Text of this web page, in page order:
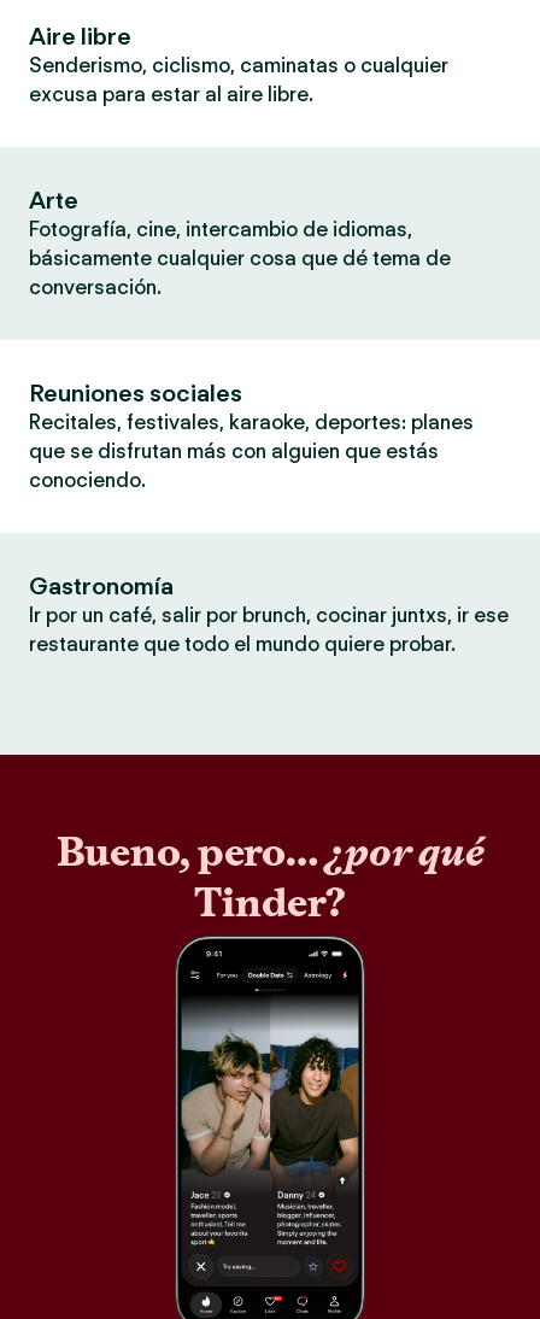
Aire libre
Senderismo, ciclismo, caminatas o cualquier
excusa para estar al aire libre.
Arte
Fotografía, cine, intercambio de idiomas,
básicamente cualquier cosa que dé tema de
conversación.
Reuniones sociales
Recitales, festivales, karaoke, deportes: planes
que se disfrutan más con alguien que estás
conociendo.
Gastronomía
Ir por un café, salir por brunch, cocinar juntxs, ir ese
restaurante que todo el mundo quiere probar.
Bueno, pero…¿por qué
Tinder?